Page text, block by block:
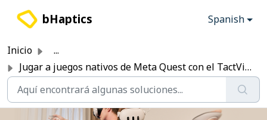
bHaptics Spanish
Inicio
...
Jugar a juegos nativos de Meta Quest con el TactVisor